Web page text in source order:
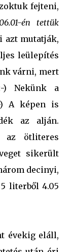
fejteni,
én tettük
azt mutatják,
leülepítés
várni, mert
) Nekünk a
) A képen is
az alján.
az ötliteres
sikerült
decinyi,
literből 4.05
évekig eláll,